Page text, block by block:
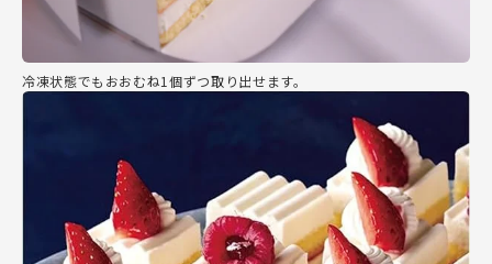
冷凍状態でもおおむね1個ずつ取り出せます。